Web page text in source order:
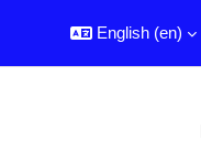
English ‎(en)‎